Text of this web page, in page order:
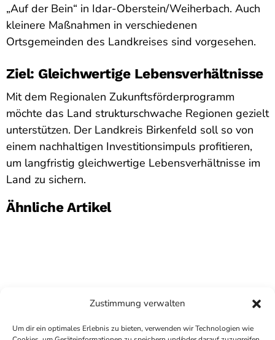
Zustimmung verwalten
Um dir ein optimales Erlebnis zu bieten, verwenden wir Technologien wie
„Auf der Bein“ in Idar-Oberstein/Weiherbach. Auch
kleinere Maßnahmen in verschiedenen
Ortsgemeinden des Landkreises sind vorgesehen.
Ziel: Gleichwertige Lebensverhältnisse
Mit dem Regionalen Zukunftsförderprogramm
möchte das Land strukturschwache Regionen gezielt
unterstützen. Der Landkreis Birkenfeld soll so von
einem nachhaltigen Investitionsimpuls profitieren,
um langfristig gleichwertige Lebensverhältnisse im
Land zu sichern.
Ähnliche Artikel